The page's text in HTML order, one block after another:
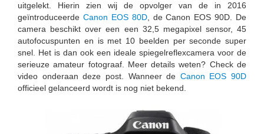
uitgelekt. Hierin zien wij de opvolger van de in 2016
geïntroduceerde Canon EOS 80D, de Canon EOS 90D. De
camera beschikt over een een 32,5 megapixel sensor, 45
autofocuspunten en is met 10 beelden per seconde super
snel. Het is dan ook een ideale spiegelreflexcamera voor de
serieuze amateur fotograaf. Meer details weten? Check de
video onderaan deze post. Wanneer de Canon EOS 90D
officieel gelanceerd wordt is nog niet bekend.